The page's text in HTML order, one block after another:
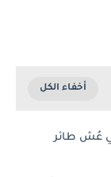
عُش طائر